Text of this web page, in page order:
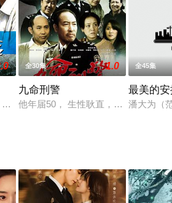
剧、电视猫或剧情网等平台了解。
今捡破烂的那姑（张少华 饰）贵为皇
全30集 1.0
九命刑警
他年届50， 生性耿直，虽文化不高
全45集
最美的
潘大为（